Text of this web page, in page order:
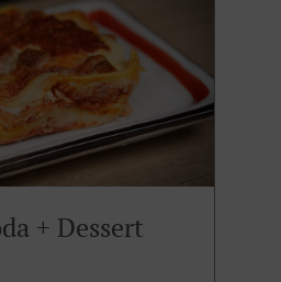
+ Dessert